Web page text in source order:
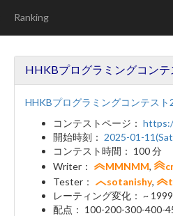
Ranking
HHKBプログラミングコンテ
HHKBプログラミングコンテス
コンテストページ：
開始時刻： 2025-01-
コンテスト時間： 100 分
Writer：
MMNMM,
Tester：
sotanishy,
レーティング変化： ~ 1999
配点： 100-200-300-400-